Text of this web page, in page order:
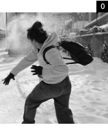
0